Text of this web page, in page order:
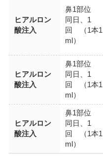
ヒアルロン
酸注入
鼻1部位
同日、1
回 （1本1
ml）
ヒアルロン
酸注入
鼻1部位
同日、1
回 （1本1
ml）
ヒアルロン
酸注入
鼻1部位
同日、1
回 （1本1
ml）